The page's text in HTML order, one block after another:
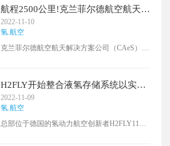
司将开始把其现成的氢电系统整合到Carbonix
公司现有的H2 VTOL无人机机队。H3的氢气机
舱可携带5公斤货物，使用液态氢燃料可行驶
900公里，使用压缩氢气可行驶350公里，这意
味着氢气航空零排放。在H3 Dynamics和
亚第一架 "氢动力无人机。
航程2500公里!克兰菲尔德航空航天公
司和Dronamics公司合作开发氢动力
无人机
2022-11-10
氢.航空
克兰菲尔德航空航天解决方案公司（CAeS）和
H2FLY开始整合液氢存储系统以实现
长距离飞行
2022-11-09
氢.航空
总部位于德国的氢动力航空创新者H2FLY11月8